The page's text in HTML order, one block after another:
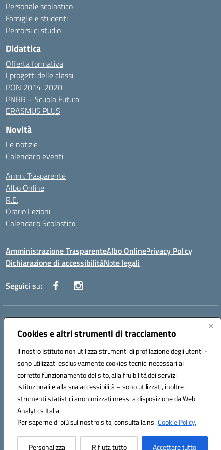
Cookies e altri strumenti di tracciamento
Il nostro Istituto non utilizza strumenti di profilazione degli utenti -
sono utilizzati esclusivamente cookies tecnici necessari al
corretto funzionamento del sito, alla fruibilità dei servizi
istituzionali e alla sua accessibilità – sono utilizzati, inoltre,
strumenti statistici anonimizzati messi a disposizione da Web
Analytics Italia.
Per saperne di più sul nostro sito, consulta la ns.Cookie Policy.
Personalizza Rifiuta tutto Accettare tutto
Personale scolastico
Famiglie e studenti
Percorsi di studio
Didattica
Offerta formativa
I progetti delle classi
PON 2014-2020
PNRR – Scuola Futura
ERASMUS PLUS
Novità
Le notizie
Calendario eventi
Amm. Trasparente
Albo Online
R.E.
Orario Lezioni
Calendario Scolastico
Amministrazione TrasparenteAlbo OnlinePrivacy Policy
Dichiarazione di accessibilitàNote legali
Seguici su:
Indirizzo:Via Vecchini n. 2, Ancona 60123 - Via M. Marini n. 33, Ancona
60129
Posta elettronica certificata (PEC):anis01200g@pec.istruzione.it
Codice fiscale: 93122280428
Codice meccanografico:ANIS01200G
Codice Indice delle Pubbliche Amministrazioni (IPA): istsc_ANIS01200G
Codice unico di fatturazione (CUF): UF434M
Hosting & Powered by 3D Solution S.r.l.